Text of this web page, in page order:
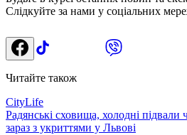
Слідкуйте за нами у соціальних
Читайте також
CityLife
Радянські сховища, холодні
зараз з укриттями у Львові